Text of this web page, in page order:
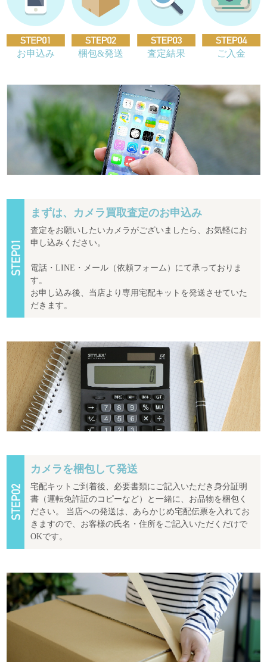
お申込み 梱包&発送 査定結果 ご入金
まずは、カメラ買取査定のお申込み
査定をお願いしたいカメラがございましたら、お気軽にお
申し込みください。
電話・LINE・メール（依頼フォーム）にて承っておりま
す。
お申し込み後、当店より専用宅配キットを発送させていた
だきます。
カメラを梱包して発送
宅配キットご到着後、必要書類にご記入いただき身分証明
書（運転免許証のコピーなど）と一緒に、お品物を梱包く
ださい。 当店への発送は、あらかじめ宅配伝票を入れてお
きますので、お客様の氏名・住所をご記入いただくだけで
OKです。